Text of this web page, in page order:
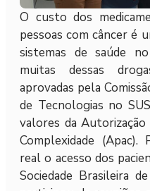
O custo dos
pessoas com câncer é
sistemas de saúde
muitas dessas
aprovadas pela
de Tecnologias no
valores da
Complexidade
real o acesso dos
Sociedade Brasileira